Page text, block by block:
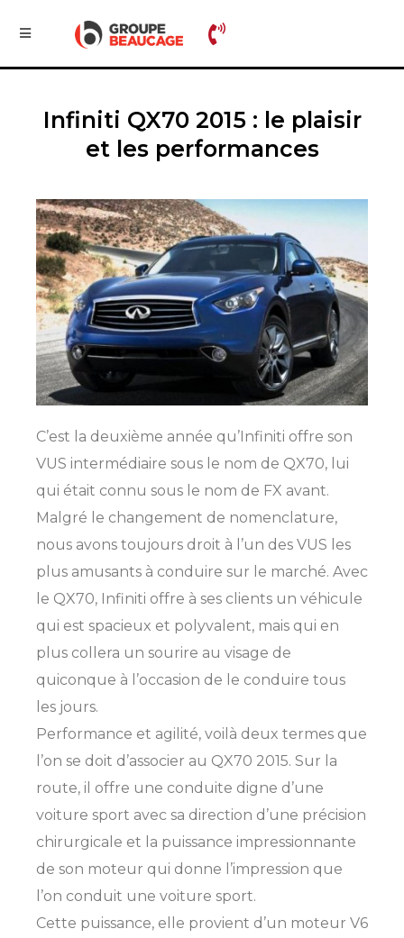
Infiniti QX70 2015 : le plaisir
et les performances
C’est la deuxième année qu’Infiniti offre son
VUS intermédiaire sous le nom de QX70, lui
qui était connu sous le nom de FX avant.
Malgré le changement de nomenclature,
nous avons toujours droit à l’un des VUS les
plus amusants à conduire sur le marché. Avec
le QX70, Infiniti offre à ses clients un véhicule
qui est spacieux et polyvalent, mais qui en
plus collera un sourire au visage de
quiconque à l’occasion de le conduire tous
les jours.
Performance et agilité, voilà deux termes que
l’on se doit d’associer au QX70 2015. Sur la
route, il offre une conduite digne d’une
voiture sport avec sa direction d’une précision
chirurgicale et la puissance impressionnante
de son moteur qui donne l’impression que
l’on conduit une voiture sport.
Cette puissance, elle provient d’un moteur V6